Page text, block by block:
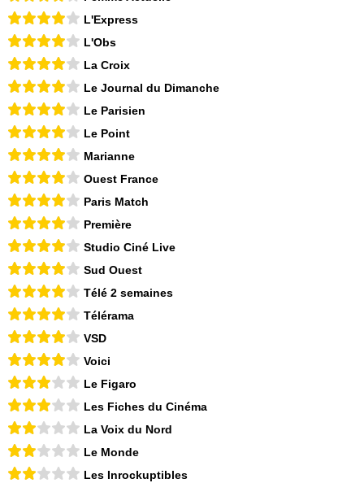
L'Express
L'Obs
La Croix
Le Journal du Dimanche
Le Parisien
Le Point
Marianne
Ouest France
Paris Match
Première
Studio Ciné Live
Sud Ouest
Télé 2 semaines
Télérama
VSD
Voici
Le Figaro
Les Fiches du Cinéma
La Voix du Nord
Le Monde
Les Inrockuptibles